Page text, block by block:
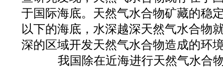
于国际海底。天然气水合物矿藏的稳
以下的海底，水深越深天然气水合物
深的区域开发天然气水合物造成的环
我国除在近海进行天然气水合